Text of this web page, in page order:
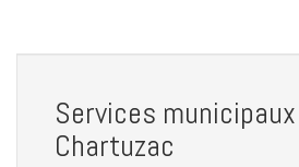
Services
Chartuzac